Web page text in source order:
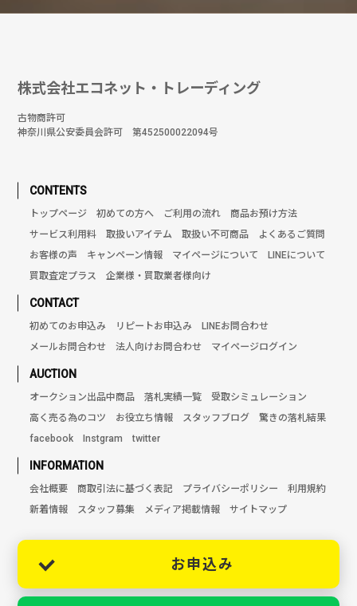
株式会社エコネット・トレーディング
古物商許可
神奈川県公安委員会許可 第452500022094号
CONTENTS
トップページ 初めての方へ ご利用の流れ
商品お預け方法
サービス利用料
取扱いアイテム 取扱い不可商品
よくあるご質問
お客様の声
キャンペーン情報 マイページについて
LINEについて
買取査定プラス
企業様・買取業者様向け
CONTACT
初めてのお申込み リピートお申込み
LINEお問合わせ
メールお問合わせ
法人向けお問合わせ マイページログイン
AUCTION
オークション出品中商品 落札実績一覧
受取シミュレーション
高く売る為のコツ
お役立ち情報 スタッフブログ
驚きの落札結果
facebook
Instgram twitter
INFORMATION
会社概要 商取引法に基づく表記 プライバシーポリシー
利用規約
新着情報
スタッフ募集 メディア掲載情報 サイトマップ
お申込み